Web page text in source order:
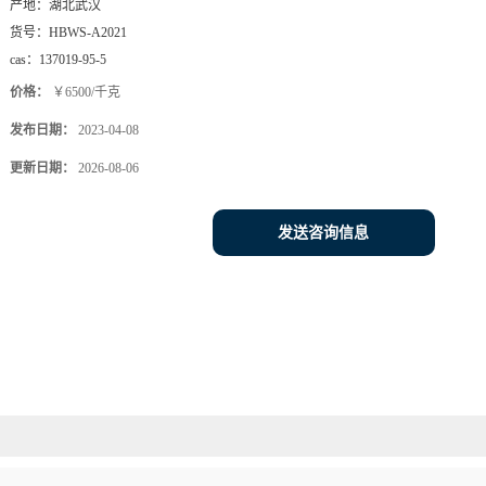
产地： 湖北武汉
货号： HBWS-A2021
cas： 137019-95-5
价格： ￥6500/千克
发布日期： 2023-04-08
更新日期： 2026-08-06
发送咨询信息